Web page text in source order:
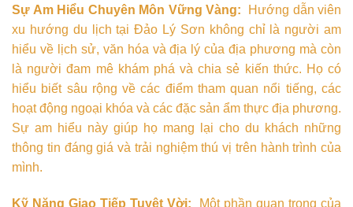
Sự Am Hiểu Chuyên Môn Vững Vàng:
Hướng dẫn viên
xu hướng du lịch tại Đảo Lý Sơn không chỉ là người am
hiểu về lịch sử, văn hóa và địa lý của địa phương mà còn
là người đam mê khám phá và chia sẻ kiến thức. Họ có
hiểu biết sâu rộng về các điểm tham quan nổi tiếng, các
hoạt động ngoại khóa và các đặc sản ẩm thực địa phương.
Sự am hiểu này giúp họ mang lại cho du khách những
thông tin đáng giá và trải nghiệm thú vị trên hành trình của
mình.
Kỹ Năng Giao Tiếp Tuyệt Vời:
Một phần quan trọng của